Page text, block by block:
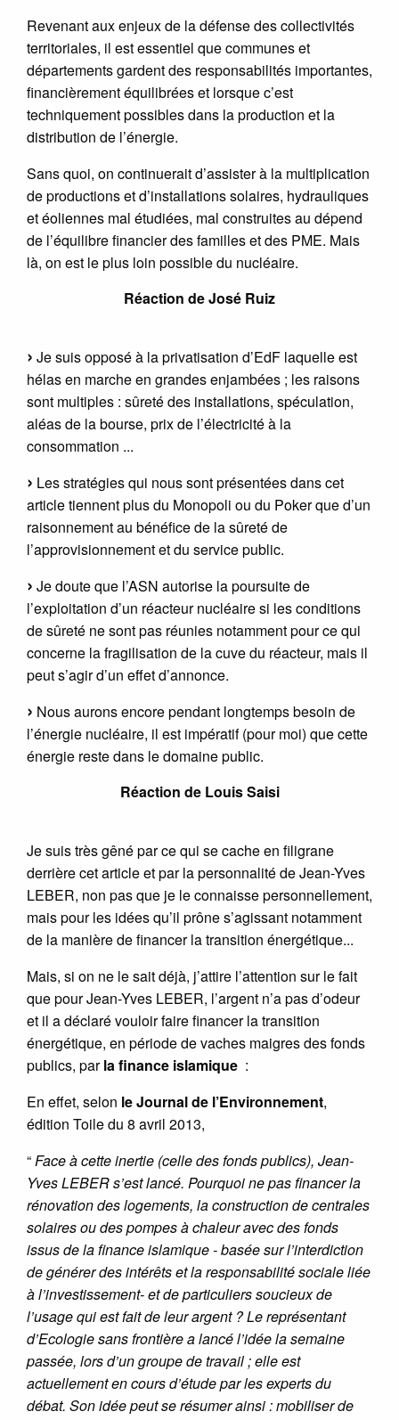
Revenant aux enjeux de la défense des collectivités
territoriales, il est essentiel que communes et
départements gardent des responsabilités importantes,
financièrement équilibrées et lorsque c’est
techniquement possibles dans la production et la
distribution de l’énergie.
Sans quoi, on continuerait d’assister à la multiplication
de productions et d’installations solaires, hydrauliques
et éoliennes mal étudiées, mal construites au dépend
de l’équilibre financier des familles et des PME. Mais
là, on est le plus loin possible du nucléaire.
Réaction de José Ruiz
Je suis opposé à la privatisation d’EdF laquelle est
hélas en marche en grandes enjambées ; les raisons
sont multiples : sûreté des installations, spéculation,
aléas de la bourse, prix de l’électricité à la
consommation ...
Les stratégies qui nous sont présentées dans cet
article tiennent plus du Monopoli ou du Poker que d’un
raisonnement au bénéfice de la sûreté de
l’approvisionnement et du service public.
Je doute que l’ASN autorise la poursuite de
l’exploitation d’un réacteur nucléaire si les conditions
de sûreté ne sont pas réunies notamment pour ce qui
concerne la fragilisation de la cuve du réacteur, mais il
peut s’agir d’un effet d’annonce.
Nous aurons encore pendant longtemps besoin de
l’énergie nucléaire, il est impératif (pour moi) que cette
énergie reste dans le domaine public.
Réaction de Louis Saisi
Je suis très gêné par ce qui se cache en filigrane
derrière cet article et par la personnalité de Jean-Yves
LEBER, non pas que je le connaisse personnellement,
mais pour les idées qu’il prône s’agissant notamment
de la manière de financer la transition énergétique...
Mais, si on ne le sait déjà, j’attire l’attention sur le fait
que pour Jean-Yves LEBER, l’argent n’a pas d’odeur
et il a déclaré vouloir faire financer la transition
énergétique, en période de vaches maigres des fonds
publics, parla finance islamique :
En effet, selon le Journal de l’Environnement,
édition Toile du 8 avril 2013,
“Face à cette inertie (celle des fonds publics), Jean-
Yves LEBER s’est lancé. Pourquoi ne pas financer la
rénovation des logements, la construction de centrales
solaires ou des pompes à chaleur avec des fonds
issus de la finance islamique - basée sur l’interdiction
de générer des intérêts et la responsabilité sociale liée
à l’investissement- et de particuliers soucieux de
l’usage qui est fait de leur argent ? Le représentant
d’Ecologie sans frontière a lancé l’idée la semaine
passée, lors d’un groupe de travail ; elle est
actuellement en cours d’étude par les experts du
débat. Son idée peut se résumer ainsi : mobiliser de